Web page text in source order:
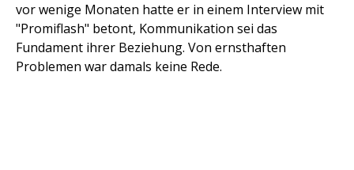
vor wenige Monaten hatte er in einem Interview mit
"Promiflash" betont, Kommunikation sei das
Fundament ihrer Beziehung. Von ernsthaften
Problemen war damals keine Rede.